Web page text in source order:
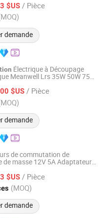
24V pour Bande LED
$US / Pièce
demande
2025
Électrique à Découpage
Meanwell Lrs 35W 50W 75W
24V Automatisation
$US / Pièce
demande
2025
de commutation de
de masse 12V 5A Adaptateur
12V5a
$US / Pièce
(MOQ)
demande
Technology Co., Ltd
Depuis 2025